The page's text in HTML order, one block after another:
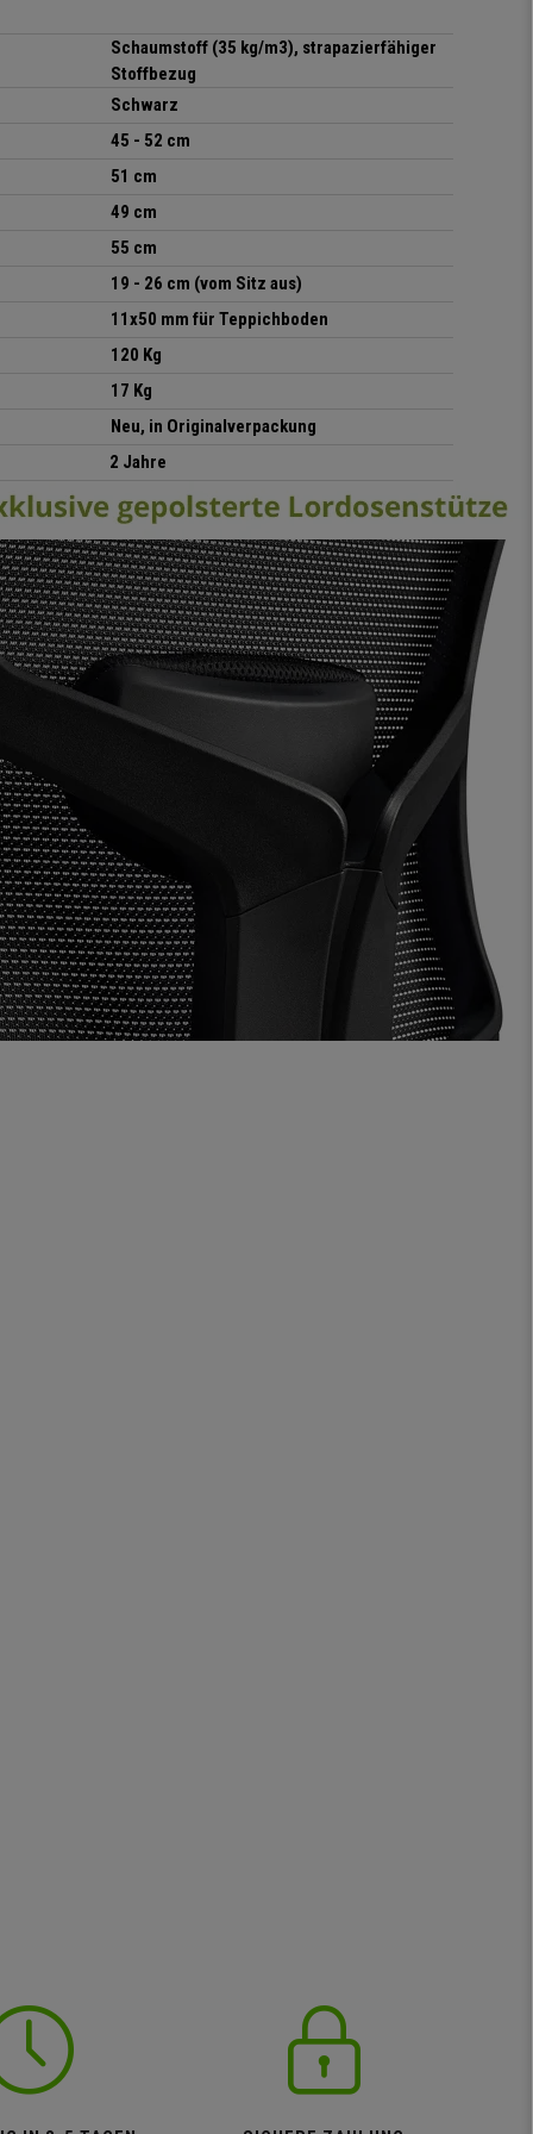
Schaumstoff (35 kg/m3), strapazierfähiger
Stoffbezug
Schwarz
45 - 52 cm
51 cm
49 cm
55 cm
19 - 26 cm (vom Sitz aus)
11x50 mm für Teppichboden
120 Kg
17 Kg
Neu, in Originalverpackung
2 Jahre